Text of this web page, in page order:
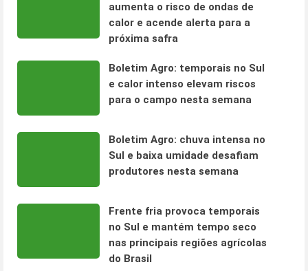
aumenta o risco de ondas de
calor e acende alerta para a
próxima safra
Boletim Agro: temporais no Sul
e calor intenso elevam riscos
para o campo nesta semana
Boletim Agro: chuva intensa no
Sul e baixa umidade desafiam
produtores nesta semana
Frente fria provoca temporais
no Sul e mantém tempo seco
nas principais regiões agrícolas
do Brasil